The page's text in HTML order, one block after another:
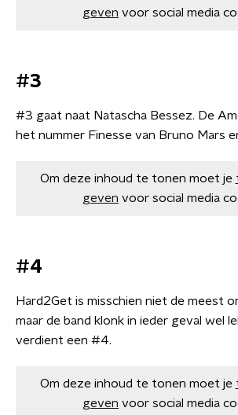
geven voor social media
#3
#3 gaat naat Natascha Bessez. De
het nummer Finesse van Bruno Mars
Om deze inhoud te tonen moet je
geven voor social media
#4
Hard2Get is misschien niet de meest
maar de band klonk in ieder geval wel
verdient een #4.
Om deze inhoud te tonen moet je
geven voor social media